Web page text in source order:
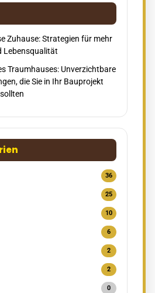
Zuhause: Strategien für mehr
Lebensqualität
Traumhauses: Unverzichtbare
die Sie in Ihr Bauprojekt
36
25
10
6
2
2
0